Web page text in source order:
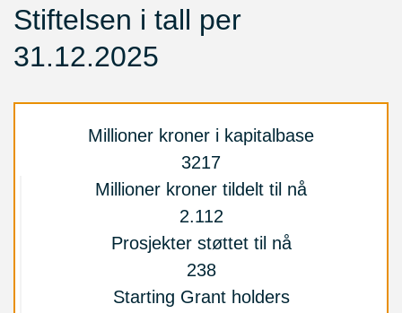
Stiftelsen i tall per
31.12.2025
Millioner kroner i kapitalbase
3217
Millioner kroner tildelt til nå
2.112
Prosjekter støttet til nå
238
Starting Grant holders